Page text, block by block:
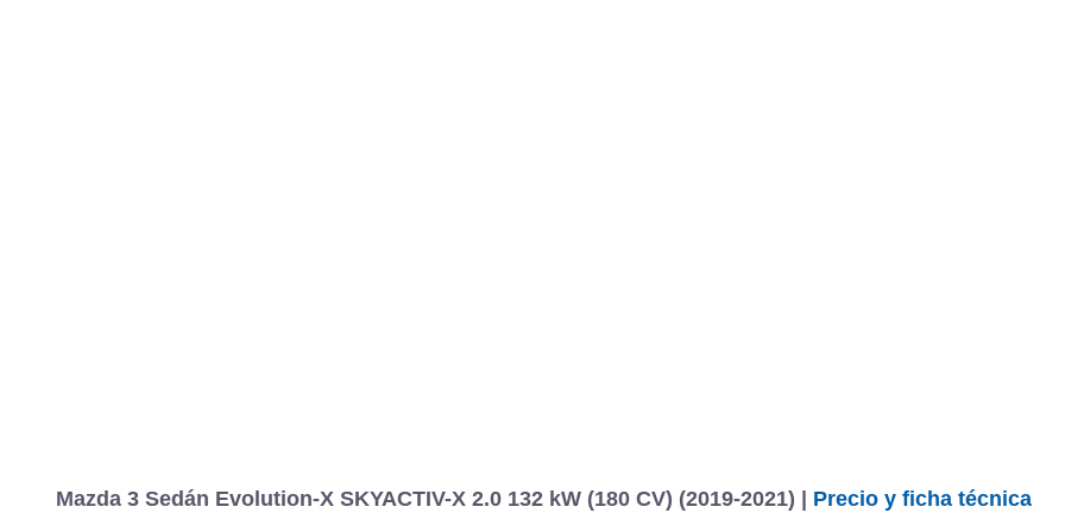
Mazda 3 Sedán Evolution-X SKYACTIV-X 2.0 132 kW (180 CV) (2019-2021) | Precio y ficha técnica